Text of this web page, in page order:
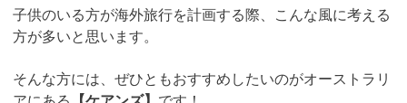
子供のいる方が海外旅行を計画する際、こんな風に考える
方が多いと思います。
そんな方には、ぜひともおすすめしたいのがオーストラリ